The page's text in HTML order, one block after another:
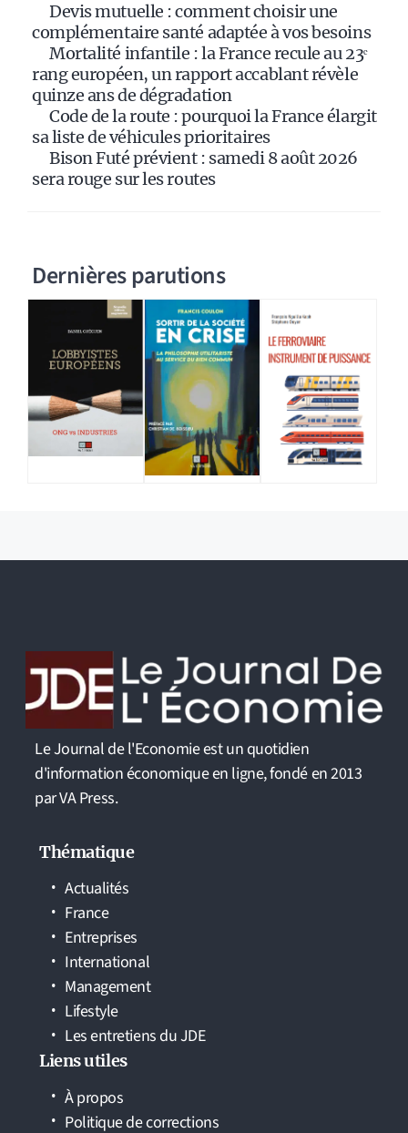
Devis mutuelle : comment choisir une
complémentaire santé adaptée à vos besoins
Mortalité infantile : la France recule au 23ᵉ
rang européen, un rapport accablant révèle
quinze ans de dégradation
Code de la route : pourquoi la France élargit
sa liste de véhicules prioritaires
Bison Futé prévient : samedi 8 août 2026
sera rouge sur les routes
Dernières parutions
Le Journal de l'Economie est un quotidien
d'information économique en ligne, fondé en 2013
par VA Press.
Thématique
Actualités
France
Entreprises
International
Management
Lifestyle
Les entretiens du JDE
Liens utiles
À propos
Politique de corrections